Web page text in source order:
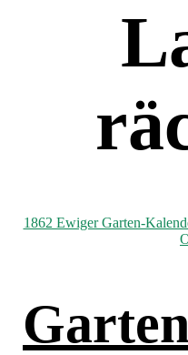
1862 Ewiger Garten-